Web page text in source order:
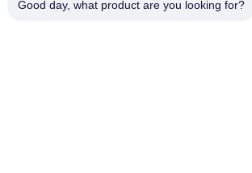
Good day, what product are you looking for?